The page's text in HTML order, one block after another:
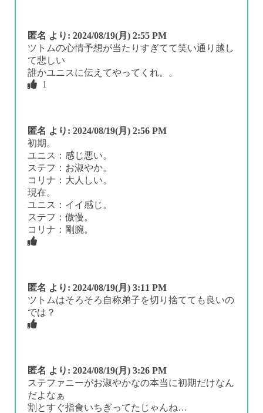
匿名 より: 2024/08/19(月) 2:55 PM
ツトムの心情予想が当たりすぎてて笑い通り越し
て悲しい
誰かユニスに伝えてやってくれ。。
1
匿名 より: 2024/08/19(月) 2:56 PM
初期。
ユニス：感じ悪い。
ステフ：お淑やか。
コリナ：大人しい。
現在。
ユニス：イイ感じ。
ステフ：傲慢。
コリナ：剛腕。
匿名 より: 2024/08/19(月) 3:11 PM
ツトムはそろそろ自称弟子を切り捨てても良いの
では？
匿名 より: 2024/08/19(月) 3:26 PM
ステファニーがお淑やかなの本当に初期だけなん
だよなぁ
割とすぐ指食いちぎってたじゃんね…